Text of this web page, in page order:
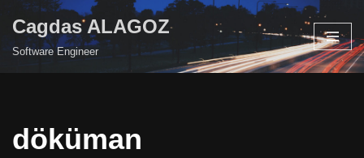
Skip
Cagdas ALAGOZ
Software Engineer
döküman